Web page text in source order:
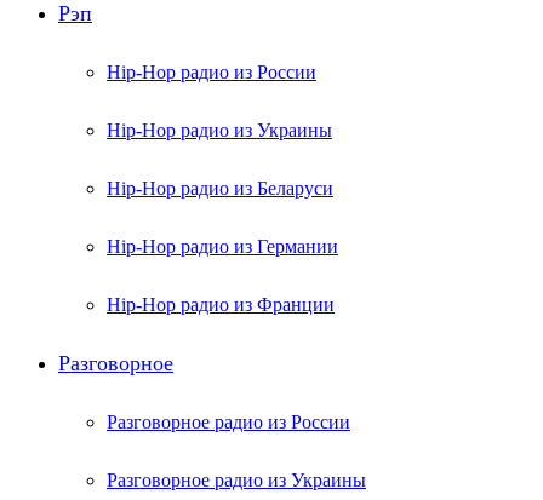
Рэп
Hip-Hop радио из России
Hip-Hop радио из Украины
Hip-Hop радио из Беларуси
Hip-Hop радио из Германии
Hip-Hop радио из Франции
Разговорное
Разговорное радио из России
Разговорное радио из Украины